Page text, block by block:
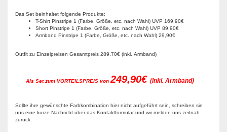
Das Set beinhaltet folgende Produkte:
T-Shirt Pinstripe 1 (Farbe, Größe, etc. nach Wahl) UVP 169,90€
Short Pinstripe 1 (Farbe, Größe, etc. nach Wahl) UVP 89,90€
Armband Pinstripe 1 (Farbe, Größe, etc. nach Wahl) 29,90€
Outfit zu Einzelpreisen Gesamtpreis 289,70€ (inkl. Armband)
Als Set zum VORTEILSPREIS von 249,90€ (inkl. Armband)
Sollte ihre gewünschte Farbkombination hier nicht aufgeführt sein, schreiben sie
uns eine kurze Nachricht über das Kontaktformular und wir melden uns zeitnah
zurück.